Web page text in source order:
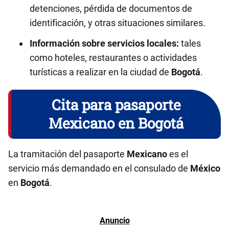
detenciones, pérdida de documentos de
identificación, y otras situaciones similares.
Información sobre servicios locales: tales
como hoteles, restaurantes o actividades
turísticas a realizar en la ciudad de Bogotá.
Cita para pasaporte
Mexicano en Bogotá
La tramitación del pasaporte Mexicanoes el
servicio más demandado en el consulado de México
en Bogotá.